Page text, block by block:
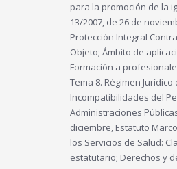
para la promoción de la
13/2007, de 26 de
Protección Integral
Objeto; Ámbito de
Formación a
Tema 8. Régimen
Incompatibilidades del
Administraciones
diciembre, Estatuto
los Servicios de Salud:
estatutario; Derechos y